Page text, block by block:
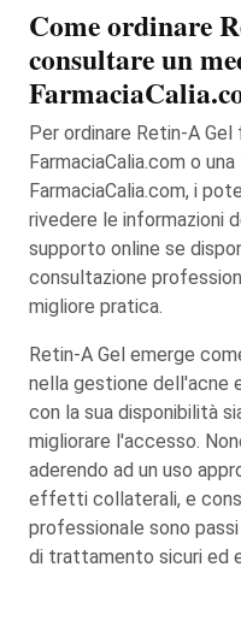
Come ordinare
consultare un
Per ordinare Retin-A
FarmaciaCalia.com o
FarmaciaCalia.com, i
rivedere le informazioni
supporto online se
consultazione
migliore pratica.
Retin-A Gel emerge
nella gestione dell'acne
con la sua disponibilità
migliorare l'accesso.
aderendo ad un uso
effetti collaterali, e
professionale sono
di trattamento sicuri ed